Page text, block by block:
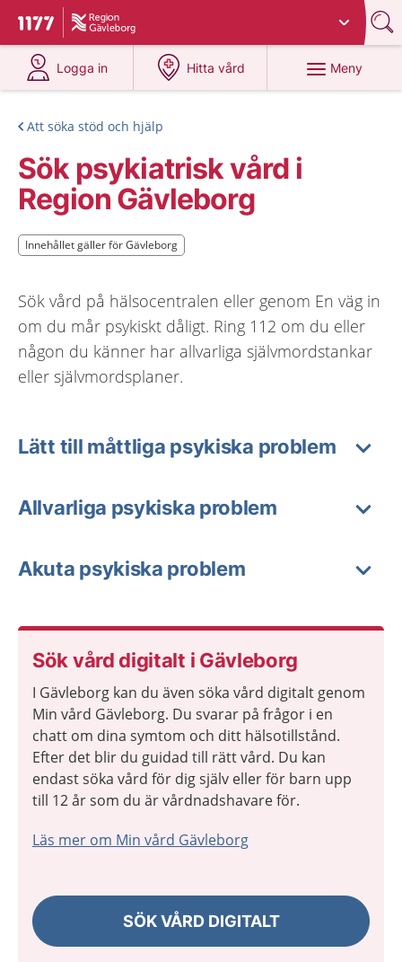
Till startsidan för 1177
Du har valt region
Logga in
på 1177.se
Hitta vård
på 1177.se
Meny
Att söka stöd och hjälp
Sök psykiatrisk vård i
Region Gävleborg
Innehållet gäller för Gävleborg
Innehållet gäller för Gävleborg
Sök vård på hälsocentralen eller genom En väg in
om du mår psykiskt dåligt. Ring 112 om du eller
någon du känner har allvarliga självmordstankar
eller självmordsplaner.
Lätt till måttliga psykiska problem
Allvarliga psykiska problem
Akuta psykiska problem
Sök vård digitalt i Gävleborg
I Gävleborg kan du även söka vård digitalt genom
Min vård Gävleborg. Du svarar på frågor i en
chatt om dina symtom och ditt hälsotillstånd.
Efter det blir du guidad till rätt vård. Du kan
endast söka vård för dig själv eller för barn upp
till 12 år som du är vårdnadshavare för.
Läs mer om Min vård Gävleborg
SÖK VÅRD DIGITALT